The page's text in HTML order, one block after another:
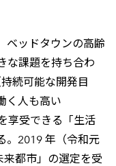
ベッドタウンの高齢
な課題を持ち合わ
続可能な開発目
く人も高い
享受できる「生活
。2019 年（令和元
来都市」の選定を受